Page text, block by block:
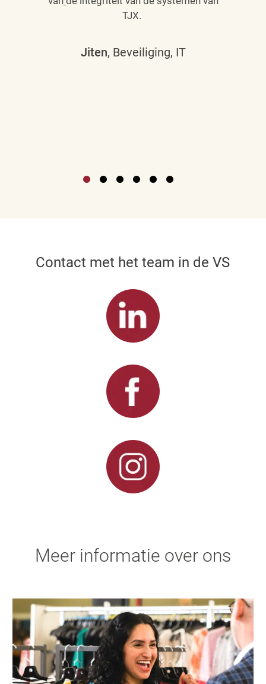
TJX.
Jiten, Beveiliging, IT
Contact met het team in de VS
Meer informatie over ons